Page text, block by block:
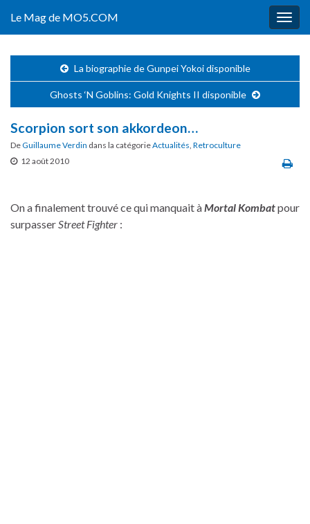
Le Mag de MO5.COM
La biographie de Gunpei Yokoi disponible
Ghosts ‘N Goblins: Gold Knights II disponible
Scorpion sort son akkordeon…
DeGuillaume Verdin dans la catégorieActualités, Retroculture
12 août 2010
On a finalement trouvé ce qui manquait àMortal Kombatpour
surpasserStreet Fighter :